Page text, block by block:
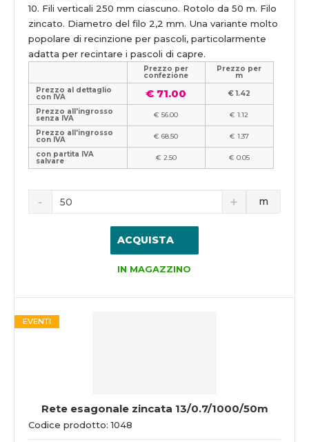
10. Fili verticali 250 mm ciascuno. Rotolo da 50 m. Filo
zincato. Diametro del filo 2,2 mm. Una variante molto
popolare di recinzione per pascoli, particolarmente
adatta per recintare i pascoli di capre.
Prezzo per
confezione
Prezzo per
m
Prezzo al dettaglio
con IVA € 71.00
€ 1.42
Prezzo all'ingrosso
senza IVA € 56.00
€ 1.12
Prezzo all'ingrosso
con IVA € 68.50
€ 1.37
con partita IVA
salvare € 2.50 € 0.05
m
ACQUISTA
IN MAGAZZINO
Rete esagonale zincata 13/0.7/1000/50m
Codice prodotto: 1048
EVENTI